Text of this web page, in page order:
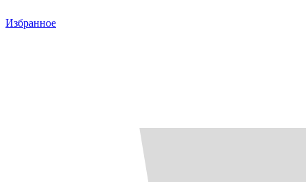
Избранное